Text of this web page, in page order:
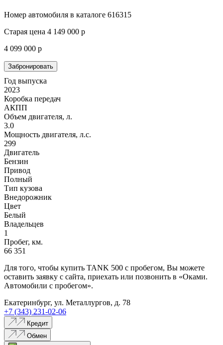
Номер автомобиля в каталоге 616315
Старая цена 4 149 000 р
4 099 000 р
Забронировать
Год выпуска
2023
Коробка передач
АКПП
Объем двигателя, л.
3.0
Мощность двигателя, л.с.
299
Двигатель
Бензин
Привод
Полный
Тип кузова
Внедорожник
Цвет
Белый
Владельцев
1
Пробег, км.
66 351
Для того, чтобы купить TANK 500 с пробегом, Вы можете
оставить заявку с сайта, приехать или позвонить в «Оками.
Автомобили с пробегом».
Екатеринбург, ул. Металлургов, д. 78
+7 (343) 231-02-06
Кредит
Обмен